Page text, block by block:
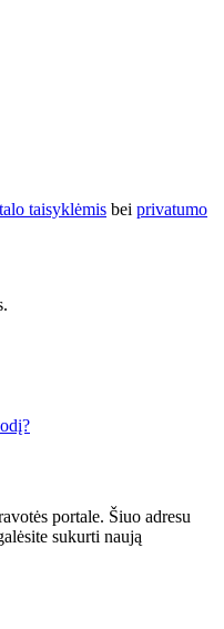
taisyklėmis bei privatumo
portale. Šiuo adresu
sukurti naują